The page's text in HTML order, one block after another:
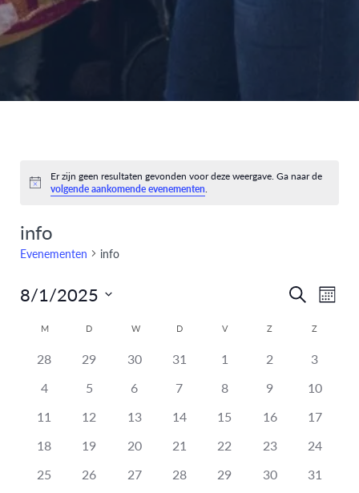
Bericht
Er zijn geen resultaten gevonden voor deze weergave. Ga naar de
volgende aankomende evenementen.
info
Evenementen info
Zoeken
ZoekenMaand
8/1/2025
datum.
Kalender
van
Evenementen
M D W D V Z Z
heeft
evenementen,
28
heeft
evenementen,
29
heeft
evenementen,
30
heeft
evenementen,
31
heeft
evenementen,
1
heeft
evenementen,
2
heeft
3
heeft
evenementen,
4
heeft
evenementen,
5
heeft
evenementen,
6
heeft
evenementen,
7
heeft
evenementen,
8
heeft
evenementen,
9
heeft
10
heeft
evenementen,
11
heeft
evenementen,
12
heeft
evenementen,
13
heeft
evenementen,
14
heeft
evenementen,
15
heeft
evenementen,
16
heeft
17
heeft
evenementen,
18
heeft
evenementen,
19
heeft
evenementen,
20
heeft
evenementen,
21
heeft
evenementen,
22
heeft
evenementen,
23
heeft
24
heeft
25
heeft
26
heeft
27
heeft
28
heeft
29
heeft
30
heeft
31